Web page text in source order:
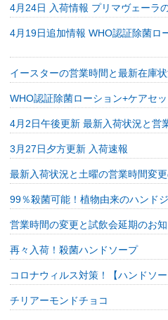
4月24日 入荷情報 プリマヴェーラ
4月19日追加情報 WHO認証除菌ロ
イースターの営業時間と最新在庫
WHO認証除菌ローション+ケアセッ
4月2日午後更新 最新入荷状況と営
3月27日夕方更新 入荷速報
最新入荷状況と土曜の営業時間変
99％殺菌可能！植物由来のハンド
営業時間の変更と試飲会延期のお
再々入荷！殺菌ハンドソープ
コロナウィルス対策！【ハンドソ
チリアーモンドチョコ